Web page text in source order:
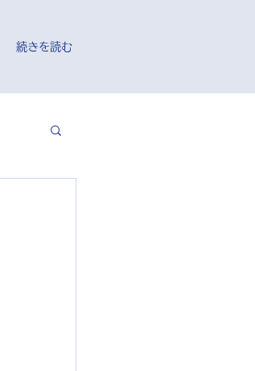
続きを読む